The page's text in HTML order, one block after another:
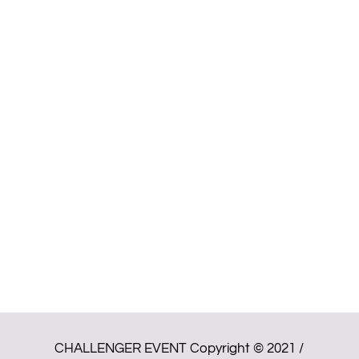
CHALLENGER EVENT Copyright © 2021 /